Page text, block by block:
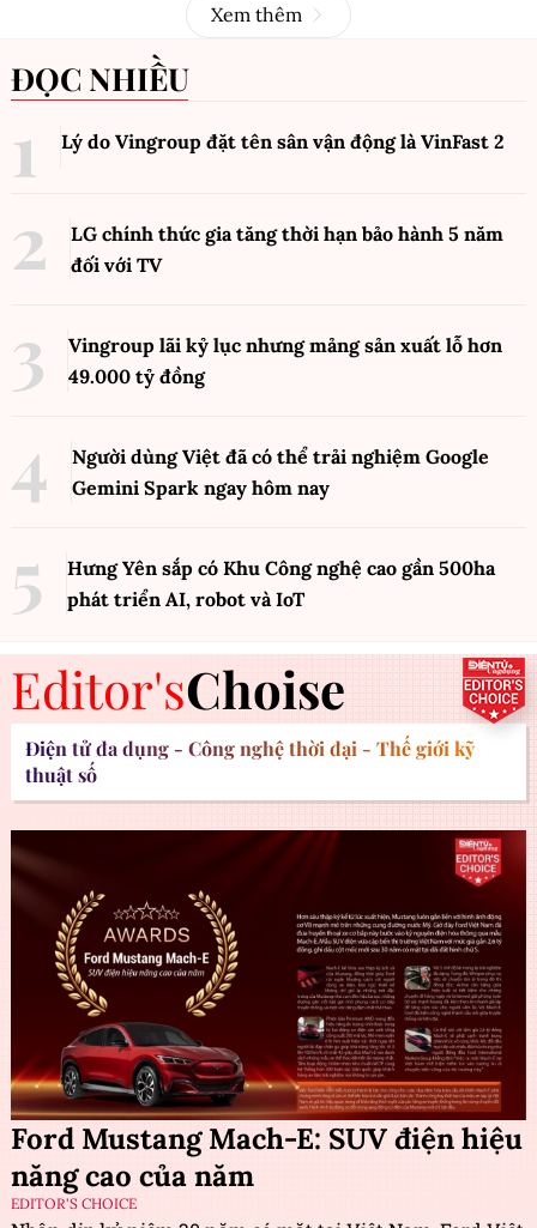
Xem thêm
ĐỌC NHIỀU
Lý do Vingroup đặt tên sân vận động là VinFast 2
LG chính thức gia tăng thời hạn bảo hành 5 năm
đối với TV
Vingroup lãi kỷ lục nhưng mảng sản xuất lỗ hơn
49.000 tỷ đồng
Người dùng Việt đã có thể trải nghiệm Google
Gemini Spark ngay hôm nay
Hưng Yên sắp có Khu Công nghệ cao gần 500ha
phát triển AI, robot và IoT
Editor'sChoise
Điện tử đa dụng - Công nghệ thời đại - Thế giới kỹ
thuật số
Ford Mustang Mach-E: SUV điện hiệu
năng cao của năm
EDITOR'S CHOICE